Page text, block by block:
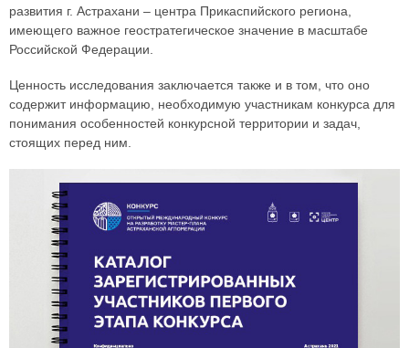
развития г. Астрахани – центра Прикаспийского региона,
имеющего важное геостратегическое значение в масштабе
Российской Федерации.
Ценность исследования заключается также и в том, что оно
содержит информацию, необходимую участникам конкурса для
понимания особенностей конкурсной территории и задач,
стоящих перед ним.